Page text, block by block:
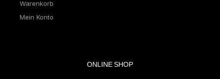
Warenkorb
Mein Konto
ONLINE SHOP